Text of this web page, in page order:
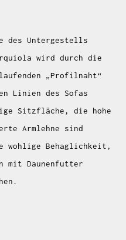
des Untergestells
wird durch die
„Profilnaht“
Linien des Sofas
Sitzfläche, die hohe
Armlehne sind
wohlige Behaglichkeit,
mit Daunenfutter